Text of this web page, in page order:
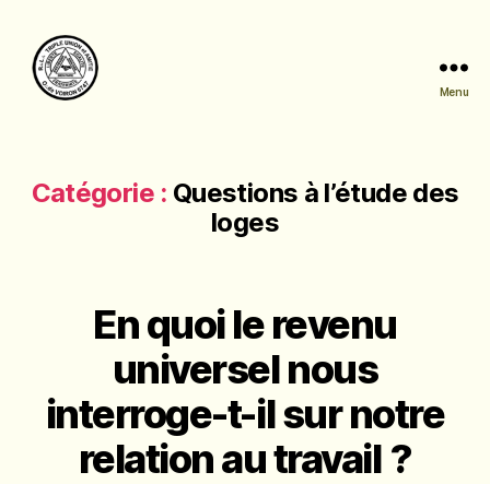
Amitié
Menu
Catégorie : Questions à l’étude des
loges
En quoi le revenu
universel nous
interroge-t-il sur notre
relation au travail ?